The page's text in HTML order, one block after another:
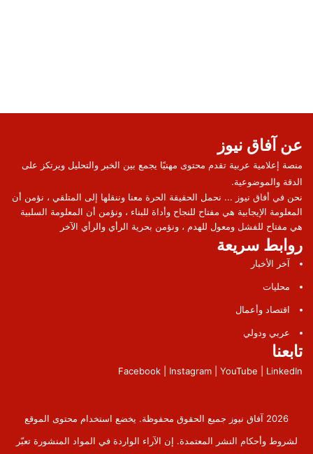
عن آفاق نيوز
منصة إعلامية عربية تقدم محتوى مهنيًا يجمع بين الخبر والتحليل ويرتكز على
الدقة والموضوعية.
نحن في أفاق نيوز ... نحمل الحقيقة الحرة معنا وننقلها إلى المتلقي ، نؤمن أن
المعلومة الإيجابية هي مفتاح للنجاح وأداة للبناء ، ونؤمن أن المعلومة السلبية
هي مفتاح للفشل ومعول للهدم ، ونؤمن بحرية الرأي والرأي الآخر
روابط سريعة
آخر الأخبار
محليات
اقتصاد وأعمال
عربي ودولي
تابعنا
Facebook | Instagram | YouTube | LinkedIn
2026 آفاق نيوز جميع الحقوق محفوظة. يخضع استخدام محتوى الموقع
لشروط وأحكام النشر المعتمدة. إن الآراء الواردة في المواد المنشورة تعبّر